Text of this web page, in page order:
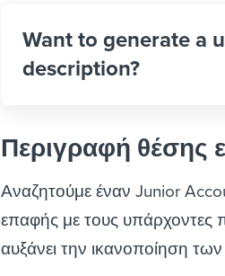
Want to generate a
description?
Περιγραφή θέσης
Αναζητούμε έναν Junior
επαφής με τους υπάρχοντες
αυξάνει την ικανοποίηση